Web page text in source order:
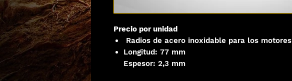
Precio por unidad
Radios de acero inoxidable para los motores
Longitud: 77 mm
Espesor: 2,3 mm